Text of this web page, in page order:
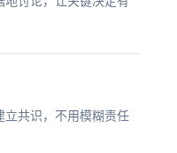
共识，不用模糊责任